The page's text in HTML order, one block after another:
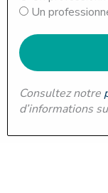
Un
Consultez notre
d’informations